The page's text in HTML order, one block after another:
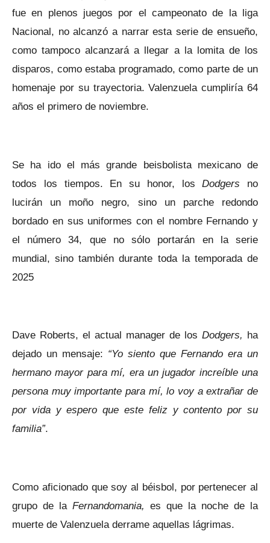
fue en plenos juegos por el campeonato de la liga
Nacional, no alcanzó a narrar esta serie de ensueño,
como tampoco alcanzará a llegar a la lomita de los
disparos, como estaba programado, como parte de un
homenaje por su trayectoria. Valenzuela cumpliría 64
años el primero de noviembre.
Se ha ido el más grande beisbolista mexicano de
todos los tiempos. En su honor, losDodgers no
lucirán un moño negro, sino un parche redondo
bordado en sus uniformes con el nombre Fernando y
el número 34, que no sólo portarán en la serie
mundial, sino también durante toda la temporada de
2025
Dave Roberts, el actual manager de los Dodgers, ha
dejado un mensaje: “Yo siento que Fernando era un
hermano mayor para mí, era un jugador increíble una
persona muy importante para mí, lo voy a extrañar de
por vida y espero que este feliz y contento por su
familia”.
Como aficionado que soy al béisbol, por pertenecer al
grupo de la Fernandomania, es que la noche de la
muerte de Valenzuela derrame aquellas lágrimas.